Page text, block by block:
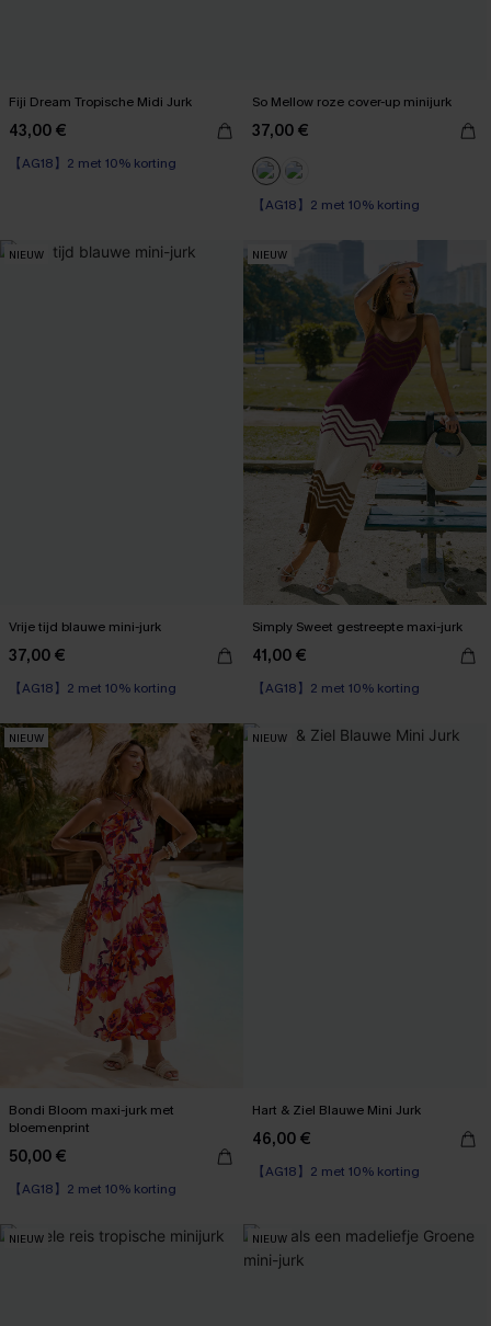
Fiji Dream Tropische Midi Jurk
43,00 €
【AG18】2 met 10% korting
So Mellow roze cover-up minijurk
37,00 €
【AG18】2 met 10% korting
NIEUW
Vrije tijd blauwe mini-jurk
37,00 €
【AG18】2 met 10% korting
NIEUW
Simply Sweet gestreepte maxi-jurk
41,00 €
【AG18】2 met 10% korting
NIEUW
Bondi Bloom maxi-jurk met
bloemenprint
50,00 €
【AG18】2 met 10% korting
High Waist
NIEUW
Hart & Ziel Blauwe Mini Jurk
46,00 €
【AG18】2 met 10% korting
NIEUW NIEUW